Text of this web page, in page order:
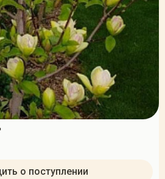
о поступлении